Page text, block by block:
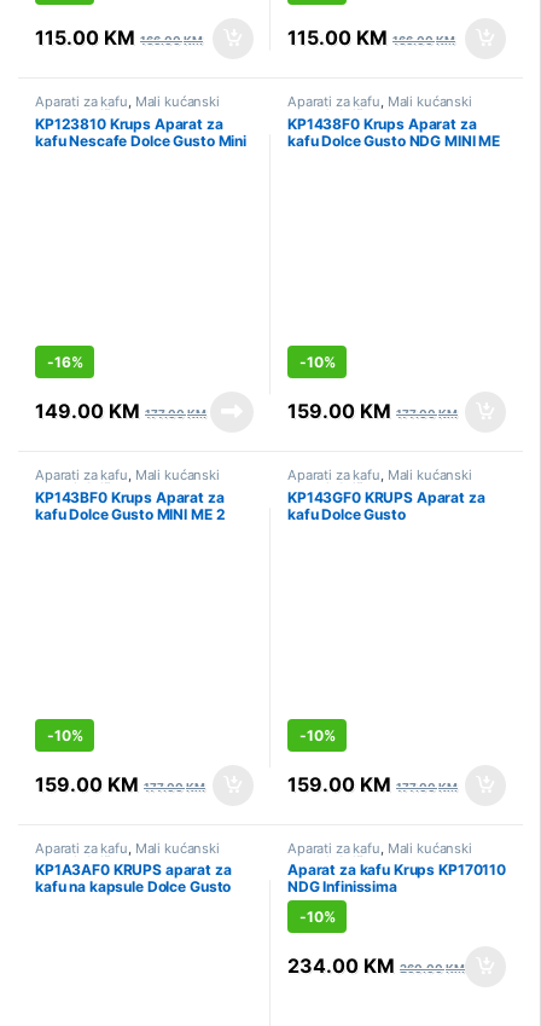
115.00 KM 166.00KM 115.00 KM 166.00KM
Aparati za kafu, Mali kućanski
aparati ,Sniženo
KP123810 Krups Aparat za
kafu Nescafe Dolce Gusto Mini
-16%
149.00 KM 177.00KM
Aparati za kafu, Mali kućanski
aparati ,Sniženo
KP1438F0 Krups Aparat za
kafu Dolce Gusto NDG MINI ME
-10%
159.00 KM 177.00KM
Aparati za kafu, Mali kućanski
aparati,Sniženo
KP143BF0 Krups Aparat za
kafu Dolce Gusto MINI ME 2
-10%
159.00 KM 177.00KM
Aparati za kafu, Mali kućanski
aparati ,Sniženo
KP143GF0 KRUPS Aparat za
kafu Dolce Gusto
-10%
159.00 KM 177.00KM
Aparati za kafu Mali kućanski
aparati, Sniženo
KP1A3AF0 KRUPS aparat za
kafu na kapsule Dolce Gusto
Aparati za kafu Mali kućanski
aparati Sniženo
Aparat za kafu Krups KP170110
NDG Infinissima
-10%
234.00 KM 260.00KM